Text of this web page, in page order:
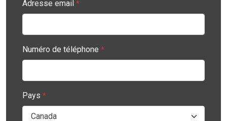
Adresse email *
Numéro de téléphone *
Pays *